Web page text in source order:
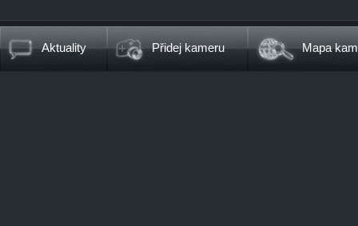
Aktuality Přidej kameru Mapa